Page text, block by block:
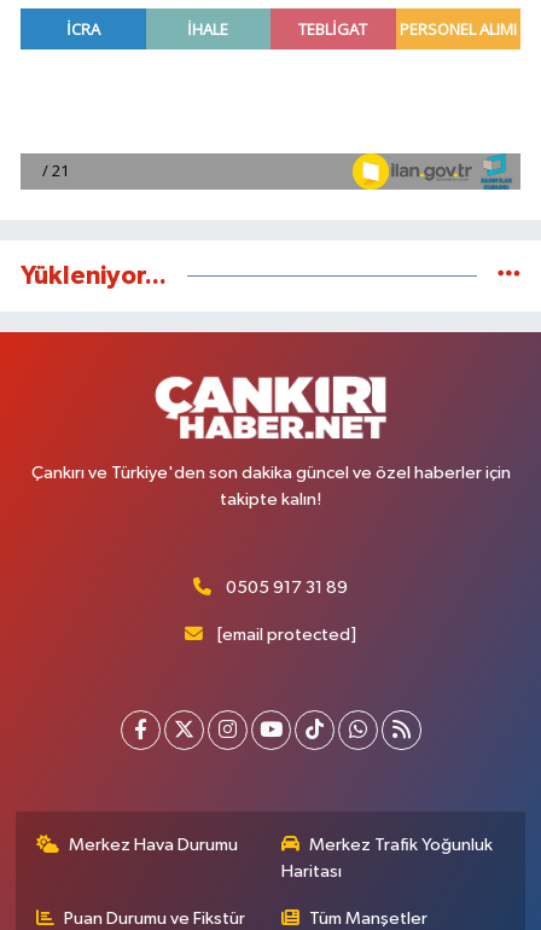
Yükleniyor...
Çankırı ve Türkiye'den son dakika güncel ve özel haberler için
takipte kalın!
0505 917 31 89
[email protected]
Merkez Hava Durumu
Merkez Trafik Yoğunluk
Haritası
Puan Durumu ve Fikstür Tüm Manşetler